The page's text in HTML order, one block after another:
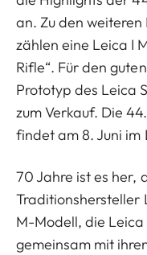
an. Zu den
zählen eine Leica I
Rifle“. Für den
Prototyp des Leica
zum Verkauf. Die
findet am 8. Juni
70 Jahre ist es her,
Traditionshersteller
M-Modell, die
gemeinsam mit